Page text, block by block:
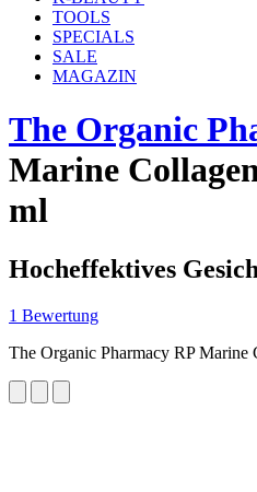
TOOLS
SPECIALS
SALE
MAGAZIN
The Organic
Marine
ml
Hocheffektives
1 Bewertung
The Organic Pharmacy RP Marine